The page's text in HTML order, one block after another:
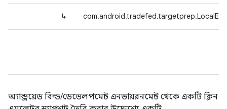
↳
অ্যান্ড্রয়েড বিল্ড/ডেভেলপমেন্ট এনভায়রনমেন্ট থেকে একটি ক্লিন